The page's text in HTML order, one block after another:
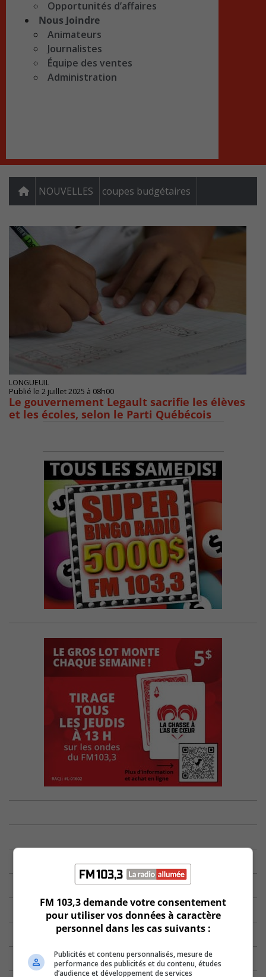
Opportunités d’affaires
Nous Joindre
Animateurs
Journalistes
Équipe des ventes
Administration
NOUVELLES coupes budgétaires
LONGUEUIL
Publié le 2 juillet 2025 à 08h00
Le gouvernement Legault sacrifie les élèves
et les écoles, selon le Parti Québécois
FM 103,3 demande votre consentement
pour utiliser vos données à caractère
personnel dans les cas suivants :
Publicités et contenu personnalisés, mesure de
performance des publicités et du contenu, études
d’audience et développement de services